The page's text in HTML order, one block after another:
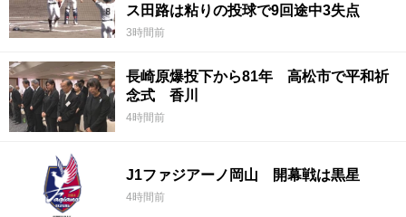
ス田路は粘りの投球で9回途中3失点
3時間前
長崎原爆投下から81年 高松市で平和祈
念式 香川
4時間前
J1ファジアーノ岡山 開幕戦は黒星
4時間前